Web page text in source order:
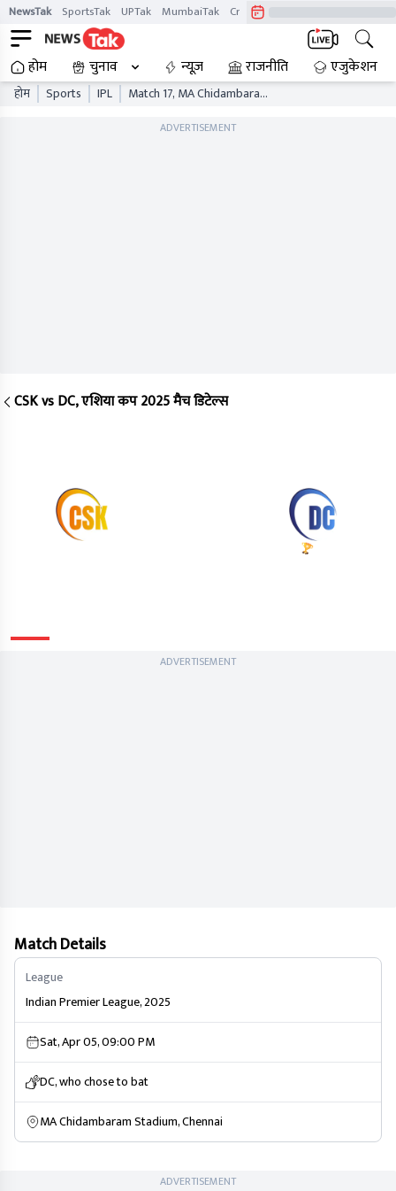
NewsTak SportsTak UPTak MumbaiTak CrimeTak
होम चुनाव न्यूज़ राजनीति एजुकेशन
होम Sports IPL
Match 17, MA Chidambaram
ADVERTISEMENT
CSK vs DC, एशिया कप 2025 मैच डिटेल्स
DC
ADVERTISEMENT
Match Details
League
Indian Premier League, 2025
Sat, Apr 05, 09:00 PM
DC, who chose to bat
MA Chidambaram Stadium, Chennai
ADVERTISEMENT